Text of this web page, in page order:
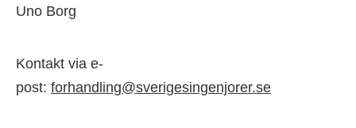
Uno Borg
Kontakt via e-
post: forhandling@sverigesingenjorer.se